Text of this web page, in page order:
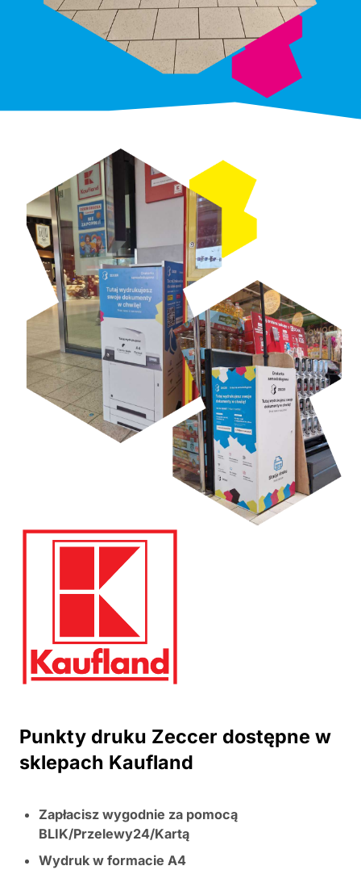
Punkty druku Zeccer dostępne w
sklepach Kaufland
Zapłacisz wygodnie za pomocą
BLIK/Przelewy24/Kartą
Wydruk w formacie A4